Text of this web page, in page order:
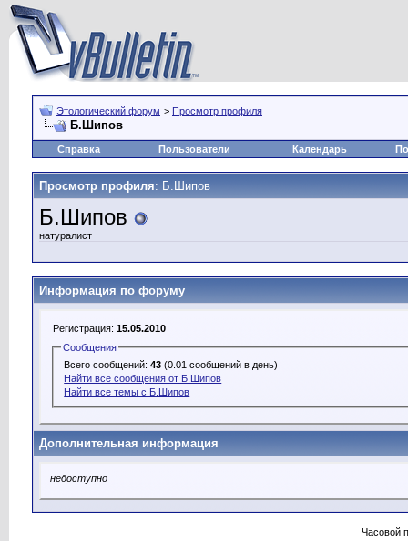
Этологический форум > Просмотр профиля
Б.Шипов
Справка Пользователи Календарь
Просмотр профиля: Б.Шипов
Б.Шипов
натуралист
Информация по форуму
Регистрация: 15.05.2010
Сообщения
Всего сообщений:43 (0.01 сообщений в день)
Найти все сообщения от Б.Шипов
Найти все темы с Б.Шипов
Дополнительная информация
недоступно
Часовой